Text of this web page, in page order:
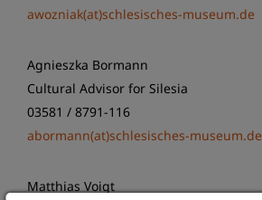
awozniak(at)schlesisches-museum.de
Agnieszka Bormann
Cultural Advisor for Silesia
03581 / 8791-116
abormann(at)schlesisches-museum.de
Matthias Voigt